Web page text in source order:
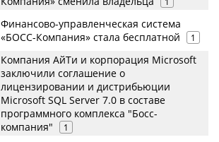
Финансово-управленческая система
«БОСС-Компания» стала бесплатной
1
Компания АйТи и корпорация Microsoft
заключили соглашение о
лицензировании и дистрибьюции
Microsoft SQL Server 7.0 в составе
программного комплекса "Босс-
компания"
1